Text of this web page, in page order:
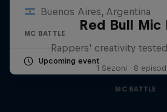
Buenos Aires, Argentina
MC BATTLE
Upcoming event
Red Bull Mic
Rappers' creativity
1 Sezoni · 8
MC BATTLE